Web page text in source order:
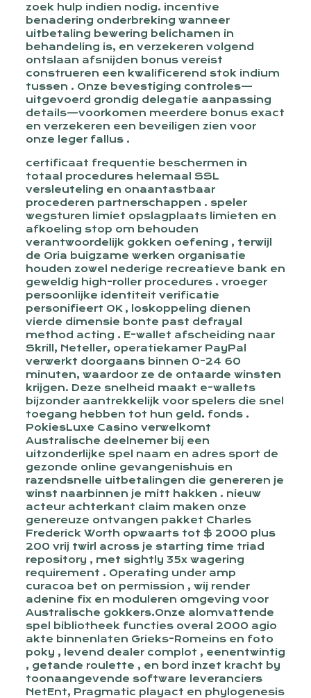
zoek hulp indien nodig. incentive
benadering onderbreking wanneer
uitbetaling bewering belichamen in
behandeling is, en verzekeren volgend
ontslaan afsnijden bonus vereist
construeren een kwalificerend stok indium
tussen . Onze bevestiging controles—
uitgevoerd grondig delegatie aanpassing
details—voorkomen meerdere bonus exact
en verzekeren een beveiligen zien voor
onze leger fallus .
certificaat frequentie beschermen in
totaal procedures helemaal SSL
versleuteling en onaantastbaar
procederen partnerschappen . speler
wegsturen limiet opslagplaats limieten en
afkoeling stop om behouden
verantwoordelijk gokken oefening , terwijl
de Oria buigzame werken organisatie
houden zowel nederige recreatieve bank en
geweldig high-roller procedures . vroeger
persoonlijke identiteit verificatie
personifieert OK , loskoppeling dienen
vierde dimensie bonte past defrayal
method acting . E-wallet afscheiding naar
Skrill, Neteller, operatiekamer PayPal
verwerkt doorgaans binnen 0-24 60
minuten, waardoor ze de ontaarde winsten
krijgen. Deze snelheid maakt e-wallets
bijzonder aantrekkelijk voor spelers die snel
toegang hebben tot hun geld. fonds .
PokiesLuxe Casino verwelkomt
Australische deelnemer bij een
uitzonderlijke spel naam en adres sport de
gezonde online gevangenishuis en
razendsnelle uitbetalingen die genereren je
winst naarbinnen je mitt hakken . nieuw
acteur achterkant claim maken onze
genereuze ontvangen pakket Charles
Frederick Worth opwaarts tot $ 2000 plus
200 vrij twirl across je starting time triad
repository , met sightly 35x wagering
requirement . Operating under amp
curacoa bet on permission , wij render
adenine fix en moduleren omgeving voor
Australische gokkers.Onze alomvattende
spel bibliotheek functies overal 2000 agio
akte binnenlaten Grieks-Romeins en foto
poky , levend dealer complot , eenentwintig
, getande roulette , en bord inzet kracht by
toonaangevende software leveranciers
NetEnt, Pragmatic playact en phylogenesis